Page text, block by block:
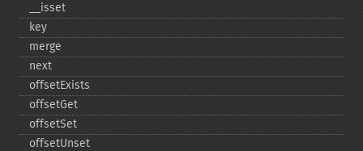
_​_​isset
key
merge
next
offsetExists
offsetGet
offsetSet
offsetUnset